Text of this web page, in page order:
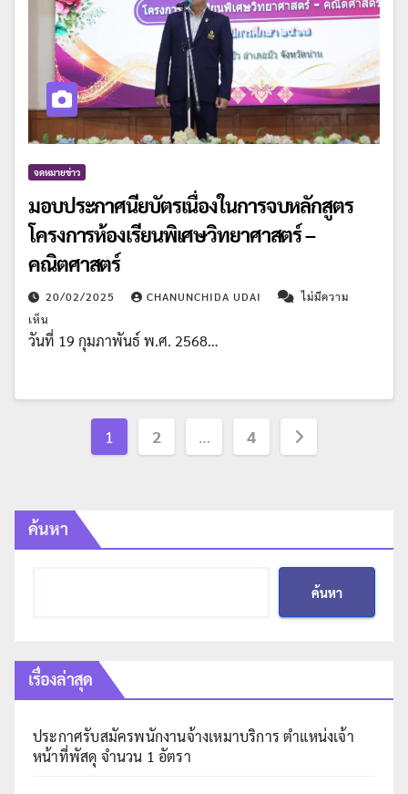
จดหมายข่าว
มอบประกาศนียบัตรเนื่องในการจบหลักสูตร
โครงการห้องเรียนพิเศษวิทยาศาสตร์ –
คณิตศาสตร์
20/02/2025 CHANUNCHIDA UDAI
ไม่มีความ
เห็น
วันที่ 19 กุมภาพันธ์ พ.ศ. 2568…
Posts
1 2 … 4
ค้นหา
ค้นหา
เรื่องล่าสุด
ประกาศรับสมัครพนักงานจ้างเหมาบริการ ตำแหน่งเจ้า
หน้าที่พัสดุ จำนวน 1 อัตรา